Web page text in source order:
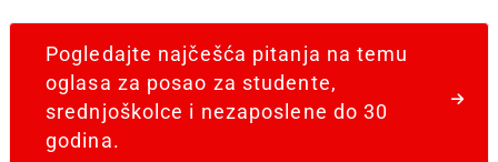
Pogledajte najčešća pitanja na temu
oglasa za posao za studente,
srednjoškolce i nezaposlene do 30
godina.